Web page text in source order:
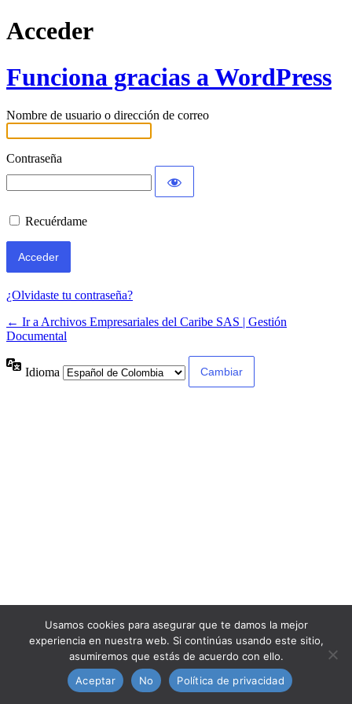
Acceder
Funciona gracias a WordPress
Nombre de usuario o dirección de correo
Contraseña
Recuérdame
¿Olvidaste tu contraseña?
← Ir a Archivos Empresariales del Caribe SAS | Gestión
Documental
Idioma
Usamos cookies para asegurar que te damos la mejor
experiencia en nuestra web. Si continúas usando este sitio,
asumiremos que estás de acuerdo con ello.
Aceptar
No Política de privacidad